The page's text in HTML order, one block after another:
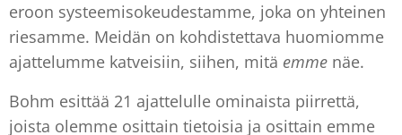
eroon systeemisokeudestamme, joka on yhteinen
riesamme. Meidän on kohdistettava huomiomme
ajattelumme katveisiin, siihen, mitä emme näe.
Bohm esittää 21 ajattelulle ominaista piirrettä,
joista olemme osittain tietoisia ja osittain emme